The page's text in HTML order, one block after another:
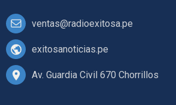
ventas@radioexitosa.pe
exitosanoticias.pe
Av. Guardia Civil 670 Chorrillos